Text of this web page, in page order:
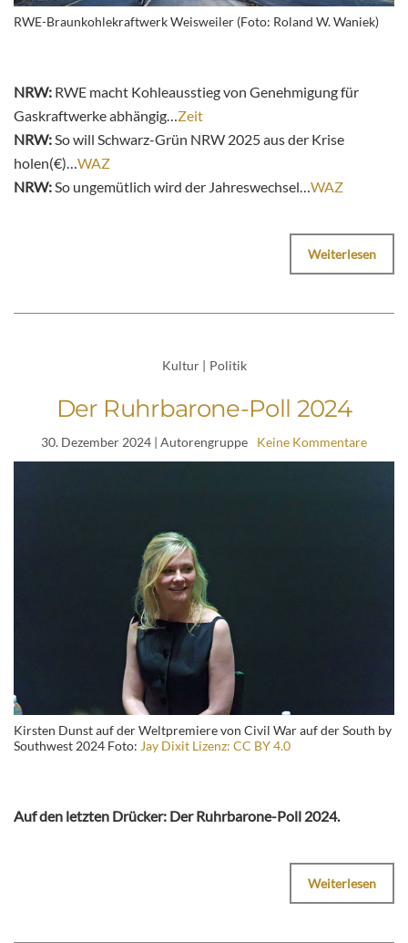
RWE-Braunkohlekraftwerk Weisweiler (Foto: Roland W. Waniek)
NRW: RWE macht Kohleausstieg von Genehmigung für
Gaskraftwerke abhängig…Zeit
NRW:So will Schwarz-Grün NRW 2025 aus der Krise
holen(€)…WAZ
NRW:So ungemütlich wird der Jahreswechsel…WAZ
Weiterlesen
Kultur | Politik
Der Ruhrbarone-Poll 2024
30. Dezember 2024 | Autorengruppe Keine Kommentare
Kirsten Dunst auf der Weltpremiere von Civil War auf der South by
Southwest 2024 Foto: Jay Dixit Lizenz: CC BY 4.0
Auf den letzten Drücker: Der Ruhrbarone-Poll 2024.
Weiterlesen